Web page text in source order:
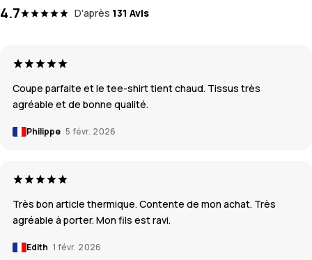
4.7 D'après 131 Avis
Coupe parfaite et le tee-shirt tient chaud. Tissus très
agréable et de bonne qualité.
Philippe 5 févr. 2026
Très bon article thermique. Contente de mon achat. Très
agréable à porter. Mon fils est ravi.
Edith 1 févr. 2026